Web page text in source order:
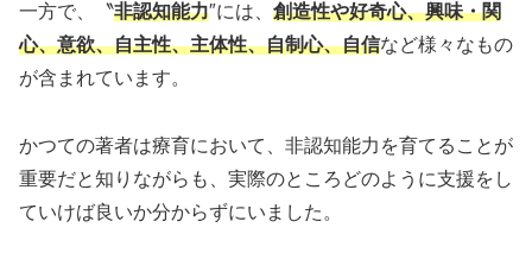
一方で、〝非認知能力″には、 創造性や好奇心、興味・関
心、意欲、自主性、主体性、自制心、自信など様々なもの
が含まれています。
かつての著者は療育において、非認知能力を育てることが
重要だと知りながらも、実際のところどのように支援をし
ていけば良いか分からずにいました。